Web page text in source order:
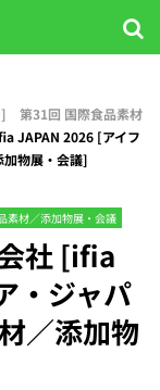
] 第31回 国際食品素材
JAPAN 2026 [アイフ
物展・会議]
素材／添加物展・会議
社 [ifia
・ジャパ
／添加物